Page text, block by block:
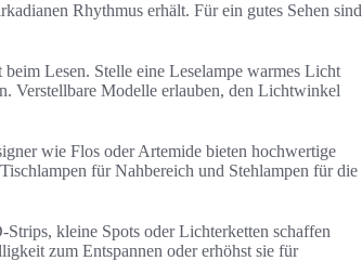
Rhythmus erhält. Für ein gutes Sehen sind
Lesen. Stelle eine Leselampe warmes Licht
Verstellbare Modelle erlauben, den Lichtwinkel
wie Flos oder Artemide bieten hochwertige
für Nahbereich und Stehlampen für die
kleine Spots oder Lichterketten schaffen
zum Entspannen oder erhöhst sie für